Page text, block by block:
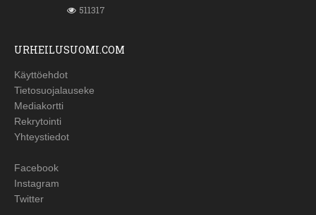
511317
URHEILUSUOMI.COM
Käyttöehdot
Tietosuojalauseke
Mediakortti
Rekrytointi
Yhteystiedot
Facebook
Instagram
Twitter